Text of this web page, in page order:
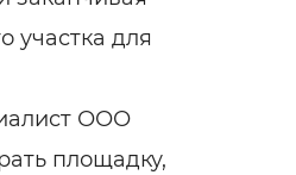
участка для
ООО
площадку,